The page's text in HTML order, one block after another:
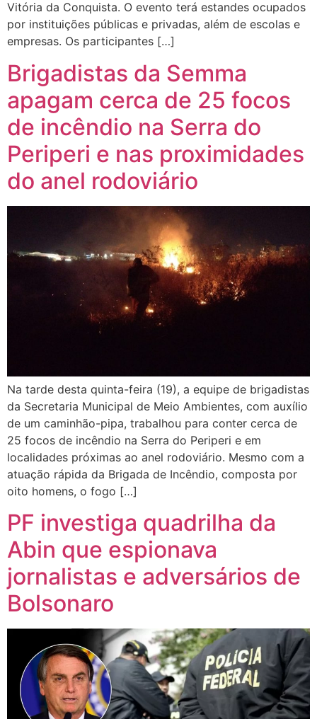
Vitória da Conquista. O evento terá estandes ocupados
por instituições públicas e privadas, além de escolas e
empresas. Os participantes […]
Brigadistas da Semma
apagam cerca de 25 focos
de incêndio na Serra do
Periperi e nas proximidades
do anel rodoviário
Na tarde desta quinta-feira (19), a equipe de brigadistas
da Secretaria Municipal de Meio Ambientes, com auxílio
de um caminhão-pipa, trabalhou para conter cerca de
25 focos de incêndio na Serra do Periperi e em
localidades próximas ao anel rodoviário. Mesmo com a
atuação rápida da Brigada de Incêndio, composta por
oito homens, o fogo […]
PF investiga quadrilha da
Abin que espionava
jornalistas e adversários de
Bolsonaro